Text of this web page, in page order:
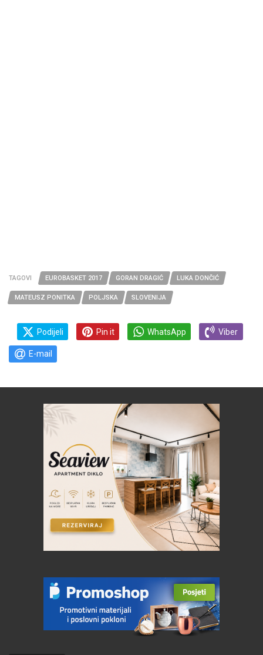
TAGOVI EUROBASKET 2017 GORAN DRAGIĆ LUKA DONČIĆ
MATEUSZ PONITKA POLJSKA SLOVENIJA
Podijeli Pin it WhatsApp Viber
E-mail